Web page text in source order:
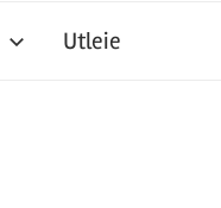
Utleie